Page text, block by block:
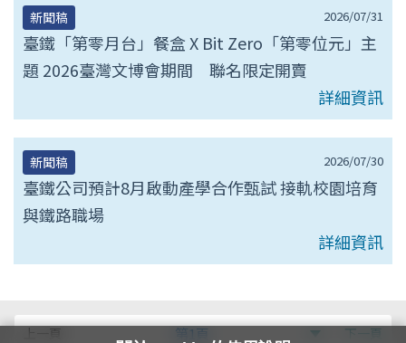
2026/07/31
新聞稿
臺鐵「第零月台」餐盒 X Bit Zero「第零位元」主
題 2026臺灣文博會期間 聯名限定開賣
詳細資訊
2026/07/30
新聞稿
臺鐵公司預計8月啟動產學合作甄試 接軌校園培育
與鐵路職場
詳細資訊
上一頁 第
第1頁
下一頁